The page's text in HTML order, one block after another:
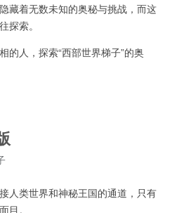
着无数未知的奥秘与挑战，而这
探索。
人，探索“西部世界梯子”的奥
类世界和神秘王国的通道，只有
目。